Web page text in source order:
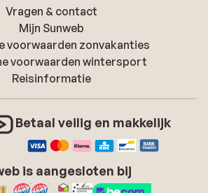
Vragen & contact
Mijn Sunweb
voorwaarden zonvakanties
voorwaarden wintersport
Reisinformatie
Betaal veilig en makkelijk
is aangesloten bij